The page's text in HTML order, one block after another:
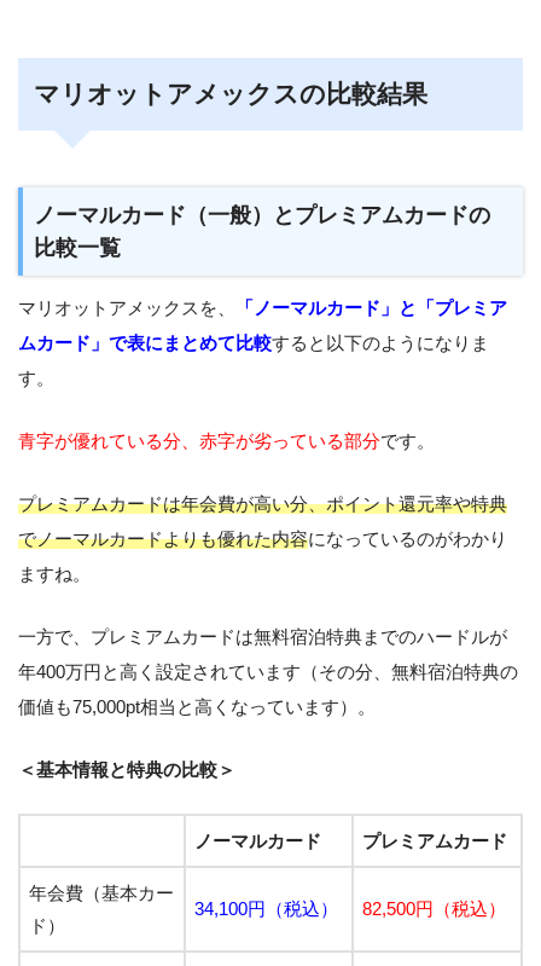
マリオットアメックスの比較結果
ノーマルカード（一般）とプレミアムカードの
比較一覧
マリオットアメックスを、
「ノーマルカード」と「プレミア
ムカード」で表にまとめて比較すると以下のようになりま
す。
青字が優れている分、赤字が劣っている部分です。
プレミアムカードは年会費が高い分、ポイント還元率や特典
でノーマルカードよりも優れた内容になっているのがわかり
ますね。
一方で、プレミアムカードは無料宿泊特典までのハードルが
年400万円と高く設定されています（その分、無料宿泊特典の
価値も75,000pt相当と高くなっています）。
＜基本情報と特典の比較＞
ノーマルカード プレミアムカード
年会費（基本カー
ド）
34,100円（税込） 82,500円（税込）